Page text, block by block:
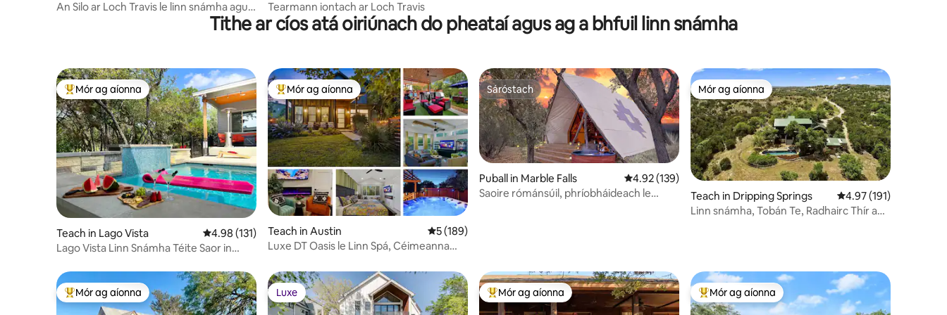
An Silo ar Loch Travis le linn snámha agus
Tearmann iontach ar Loch Travis
Tithe ar cíos atá oiriúnach do pheataí agus ag a bhfuil linn snámha
An-mhór ag aíonna
Mór ag aíonna
Teach in Lago Vista Meánrátáil 4.98 as 5, 131 léirmheas
4.98 (131)
Lago Vista Linn Snámha Téite Saor in
An-mhór ag aíonna
Mór ag aíonna
Teach in Austin Meánrátáil 5 as 5, 189 léirmheas
5 (189)
Luxe DT Oasis le Linn Spá, Céimeanna
Sáróstach
Sáróstach
Puball in Marble Falls Meánrátáil 4.92 as 5, 139 léirmheas
4.92 (139)
Saoire rómánsúil, phríobháideach le
Mór ag aíonna
Mór ag aíonna
Teach in Dripping Springs Meánrátáil 4.97 as 5,
4.97 (191)
Linn snámha, Tobán Te, Radhairc Thír an
An-mhór ag aíonna
Mór ag aíonna Luxe
Luxe An-mhór ag aíonna
Mór ag aíonna An-mhór ag aíonna
Mór ag aíonna